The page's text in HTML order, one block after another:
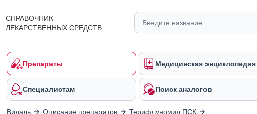
СПРАВОЧНИК
ЛЕКАРСТВЕННЫХ СРЕДСТВ
Препараты Медицинская энциклопедия
Специалистам Поиск аналогов
Видаль Описание препаратов
Терифлуномид ПСК